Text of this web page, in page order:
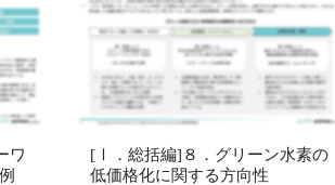
ワ
[Ⅰ．総括編]８．グリーン水素の
低価格化に関する方向性